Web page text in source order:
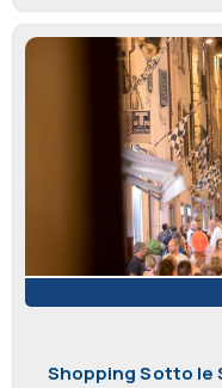
Shopping Sotto le